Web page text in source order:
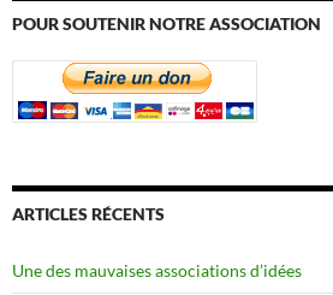
POUR SOUTENIR NOTRE ASSOCIATION
ARTICLES RÉCENTS
Une des mauvaises associations d’idées